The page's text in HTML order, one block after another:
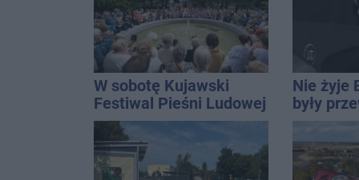
W sobotę Kujawski
Festiwal Pieśni Ludowej
Nie żyje
były
Rady
14